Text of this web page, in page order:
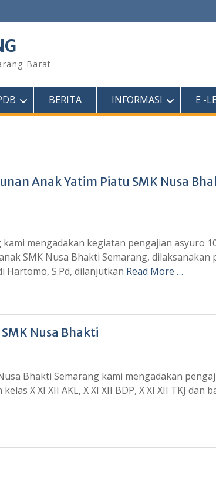
Barat
BERITA INFORMASI E -
Anak Yatim Piatu SMK Nusa
mengadakan kegiatan pengajian asyuro
SMK Nusa Bhakti Semarang, dilaksanakan
Hartomo, S.Pd, dilanjutkan Read More …
Nusa Bhakti
Bhakti Semarang kami mengadakan
X XI XII AKL, X XI XII BDP, X XI XII TKJ dan